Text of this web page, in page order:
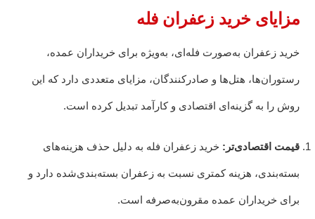
مزایای خرید زعفران فله
خرید زعفران به‌صورت فله‌ای، به‌ویژه برای خریداران عمده،
رستوران‌ها، هتل‌ها و صادرکنندگان، مزایای متعددی دارد که این
روش را به گزینه‌ای اقتصادی و کارآمد تبدیل کرده است.
قیمت اقتصادی‌تر: خرید زعفران فله به دلیل حذف هزینه‌های
بسته‌بندی، هزینه کمتری نسبت به زعفران بسته‌بندی‌شده دارد و
برای خریداران عمده مقرون‌به‌صرفه است.